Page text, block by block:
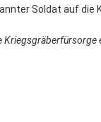
Soldat auf die
Kriegsgräberfürsorge